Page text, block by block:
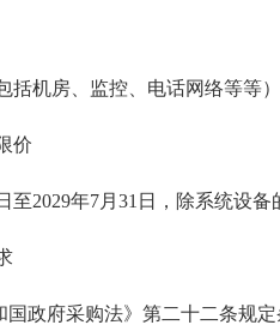
括机房、监控、电话网络等等
价
至2029年7月31日，除系统设
政府采购法》第二十二条规定